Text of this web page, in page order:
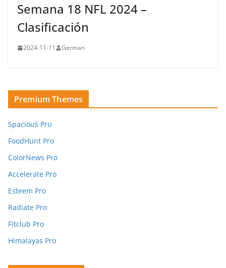
Semana 18 NFL 2024 –
Clasificación
2024-11-11 German
Premium Themes
Spacious Pro
FoodHunt Pro
ColorNews Pro
Accelerate Pro
Esteem Pro
Radiate Pro
Fitclub Pro
Himalayas Pro